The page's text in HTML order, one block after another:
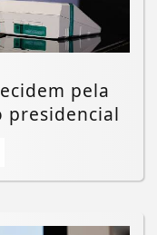
pela
presidencial